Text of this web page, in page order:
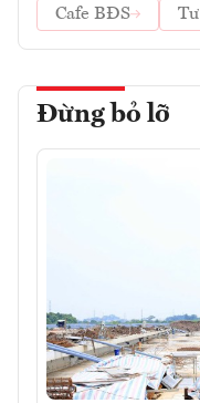
Cafe BĐS
Đừng bỏ lỡ